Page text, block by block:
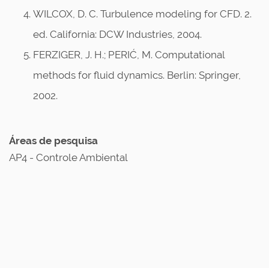
WILCOX, D. C. Turbulence modeling for CFD. 2.
ed. California: DCW Industries, 2004.
FERZIGER, J. H.; PERIĆ, M. Computational
methods for fluid dynamics. Berlin: Springer,
2002.
Áreas de pesquisa
AP4 - Controle Ambiental